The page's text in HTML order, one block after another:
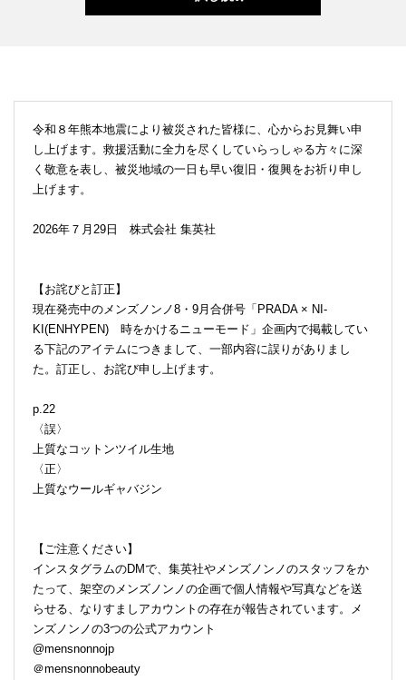
令和８年熊本地震により被災された皆様に、心からお見舞い申
し上げます。救援活動に全力を尽くしていらっしゃる方々に深
く敬意を表し、被災地域の一日も早い復旧・復興をお祈り申し
上げます。
2026年７月29日 株式会社 集英社
【お詫びと訂正】
現在発売中のメンズノンノ8・9月合併号「PRADA × NI-
KI(ENHYPEN) 時をかけるニューモード」企画内で掲載してい
る下記のアイテムにつきまして、一部内容に誤りがありまし
た。訂正し、お詫び申し上げます。
p.22
〈誤〉
上質なコットンツイル生地
〈正〉
上質なウールギャバジン
【ご注意ください】
インスタグラムのDMで、集英社やメンズノンノのスタッフをか
たって、架空のメンズノンノの企画で個人情報や写真などを送
らせる、なりすましアカウントの存在が報告されています。メ
ンズノンノの3つの公式アカウント
@mensnonnojp
＠mensnonnobeauty